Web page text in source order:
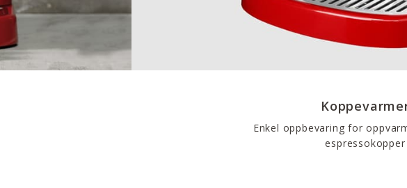
Enkel oppbevaring for
espressokopper